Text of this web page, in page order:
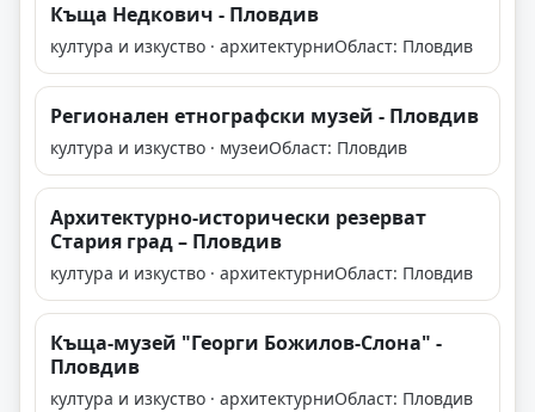
Къща Недкович - Пловдив
култура и изкуство · архитектурниОбласт: Пловдив
Регионален етнографски музей - Пловдив
култура и изкуство · музеиОбласт: Пловдив
Архитектурно-исторически резерват
Стария град – Пловдив
култура и изкуство · архитектурниОбласт: Пловдив
Къща-музей "Георги Божилов-Слона" -
Пловдив
култура и изкуство · архитектурниОбласт: Пловдив